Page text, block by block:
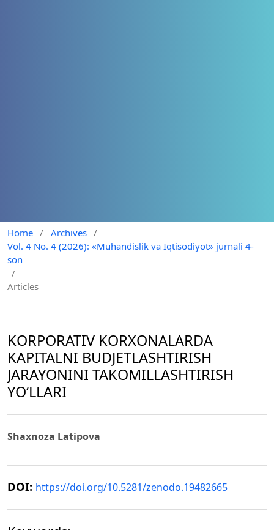
Home / Archives /
Vol. 4 No. 4 (2026): «Muhandislik va Iqtisodiyot» jurnali 4-
son
/
Articles
KORPORATIV KORXONALARDA
KAPITALNI BUDJETLASHTIRISH
JARAYONINI TAKOMILLASHTIRISH
YO‘LLARI
Shaxnoza Latipova
DOI: https://doi.org/10.5281/zenodo.19482665